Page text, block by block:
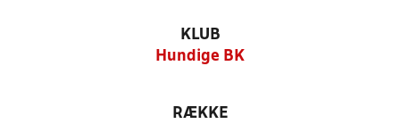
KLUB
Hundige BK
RÆKKE